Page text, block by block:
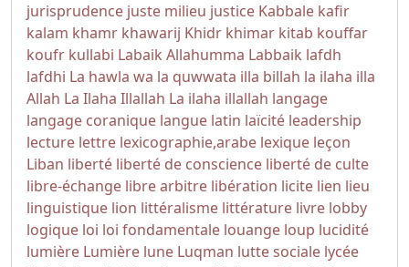
jurisprudence juste milieu justice Kabbale kafir
kalam khamr khawarij Khidr khimar kitab kouffar
koufr kullabi Labaik Allahumma Labbaik lafdh
lafdhi La hawla wa la quwwata illa billah la ilaha illa
Allah La Ilaha Illallah La ilaha illallah langage
langage coranique langue latin laïcité leadership
lecture lettre lexicographie,arabe lexique leçon
Liban liberté liberté de conscience liberté de culte
libre-échange libre arbitre libération licite lien lieu
linguistique lion littéralisme littérature livre lobby
logique loi loi fondamentale louange loup lucidité
lumière Lumière lune Luqman lutte sociale lycée